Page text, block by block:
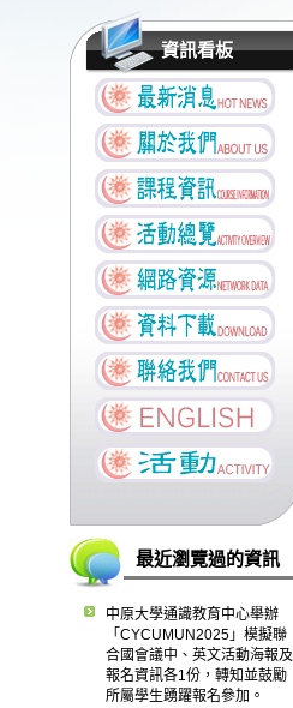
資訊看板
最近瀏覽過的資訊
中原大學通識教育中心舉辦
「CYCUMUN2025」模擬聯
合國會議中、英文活動海報及
報名資訊各1份，轉知並鼓勵
所屬學生踴躍報名參加。